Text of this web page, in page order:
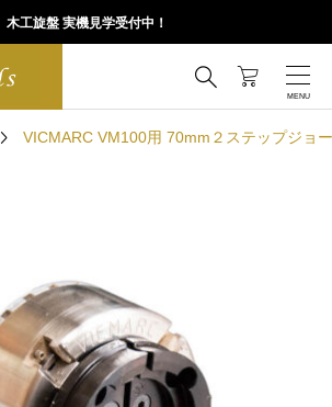
木工旋盤 実機見学受付中！

 VICMARC VM100用 70mm２ステップジョー